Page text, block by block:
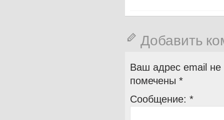
Добавить
Ваш адрес email не
помечены *
Сообщение: *